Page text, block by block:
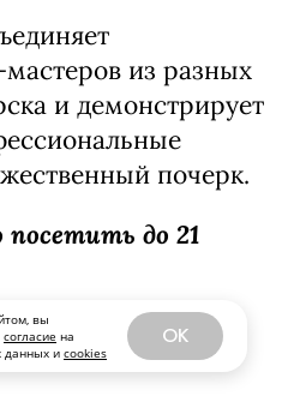
вы
согласие на
данных и cookies
OK
мастеров из разных
и демонстрирует